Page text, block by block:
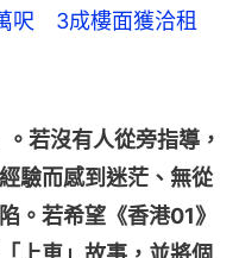
呎 3成樓面獲洽租
若沒有人從旁指導，
驗而感到迷茫、無從
。若希望《香港01》